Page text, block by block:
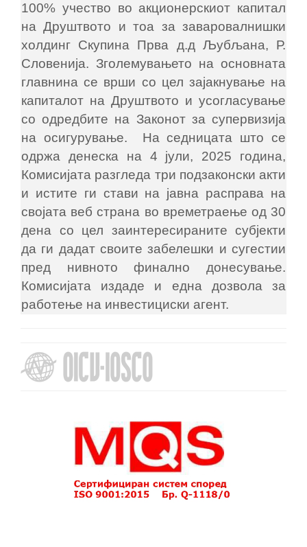
100% учество во акционерскиот капитал
на Друштвото и тоа за заваровалнишки
холдинг Скупина Прва д.д Љубљана, Р.
Словенија. Зголемувањето на основната
главнина се врши со цел зајакнување на
капиталот на Друштвото и усогласување
со одредбите на Законот за супервизија
на осигурување. На седницата што се
одржа денеска на 4 јули, 2025 година,
Комисијата разгледа три подзаконски акти
и истите ги стави на јавна расправа на
својата веб страна во времетраење од 30
дена со цел заинтересираните субјекти
да ги дадат своите забелешки и сугестии
пред нивното финално донесување.
Комисијата издаде и една дозвола за
работење на инвестициски агент.